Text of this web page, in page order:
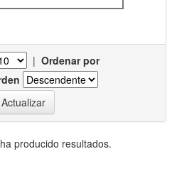
| Ordenar por
producido resultados.